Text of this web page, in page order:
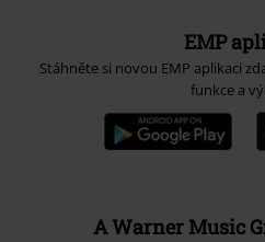
EMP
Stáhněte si novou EMP aplikaci
funkce a
A Warner Music